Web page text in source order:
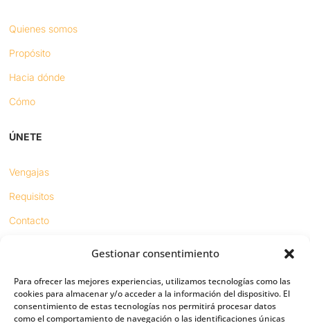
Gestionar consentimiento
Para ofrecer las mejores experiencias, utilizamos tecnologías como las
cookies para almacenar y/o acceder a la información del dispositivo. El
consentimiento de estas tecnologías nos permitirá procesar datos
como el comportamiento de navegación o las identificaciones únicas
Quienes somos
Propósito
Hacia dónde
Cómo
ÚNETE
Vengajas
Requisitos
Contacto
Sínodo digital
Respeto en redes